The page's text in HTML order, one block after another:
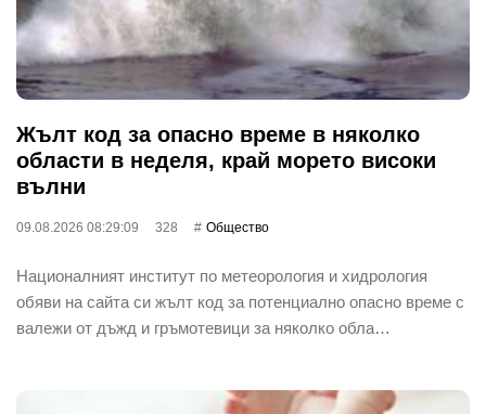
Жълт код за опасно време в няколко
области в неделя, край морето високи
вълни
09.08.2026 08:29:09 328 Общество
Националният институт по метеорология и хидрология
обяви на сайта си жълт код за потенциално опасно време с
валежи от дъжд и гръмотевици за няколко обла…